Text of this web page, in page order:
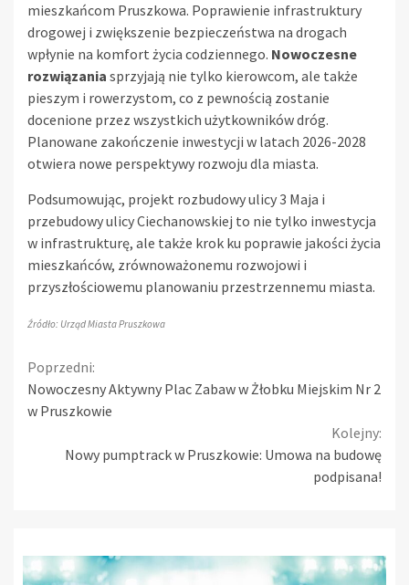
mieszkańcom Pruszkowa. Poprawienie infrastruktury
drogowej i zwiększenie bezpieczeństwa na drogach
wpłynie na komfort życia codziennego. Nowoczesne
rozwiązania sprzyjają nie tylko kierowcom, ale także
pieszym i rowerzystom, co z pewnością zostanie
docenione przez wszystkich użytkowników dróg.
Planowane zakończenie inwestycji w latach 2026-2028
otwiera nowe perspektywy rozwoju dla miasta.
Podsumowując, projekt rozbudowy ulicy 3 Maja i
przebudowy ulicy Ciechanowskiej to nie tylko inwestycja
w infrastrukturę, ale także krok ku poprawie jakości życia
mieszkańców, zrównoważonemu rozwojowi i
przyszłościowemu planowaniu przestrzennemu miasta.
Źródło: Urząd Miasta Pruszkowa
Continue
Reading
Poprzedni:
Nowoczesny Aktywny Plac Zabaw w Żłobku Miejskim Nr 2
w Pruszkowie
Kolejny:
Nowy pumptrack w Pruszkowie: Umowa na budowę
podpisana!